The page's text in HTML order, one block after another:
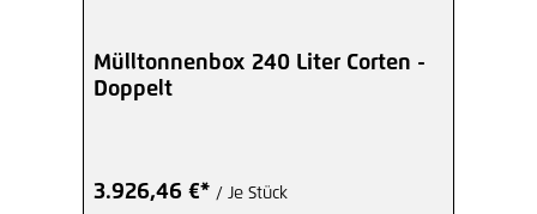
Mülltonnenbox 240 Liter Corten -
Doppelt
3.926,46 €* / Je Stück